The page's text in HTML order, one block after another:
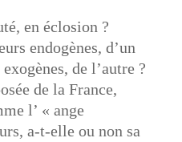
en éclosion ?
endogènes, d’un
de l’autre ?
de la France,
l’ « ange
a-t-elle ou non sa